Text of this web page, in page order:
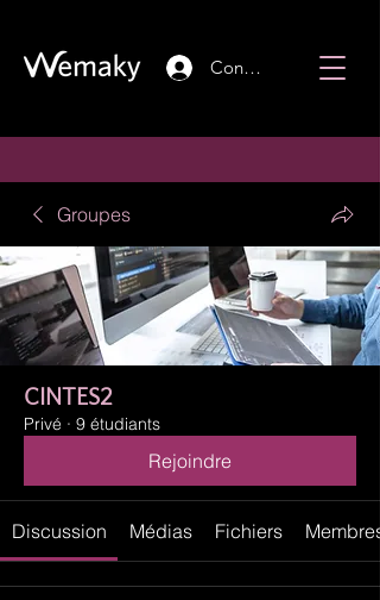
Connexion
Groupes
CINTES2
Privé · 9 étudiants
Rejoindre
Discussion Médias Fichiers Membres